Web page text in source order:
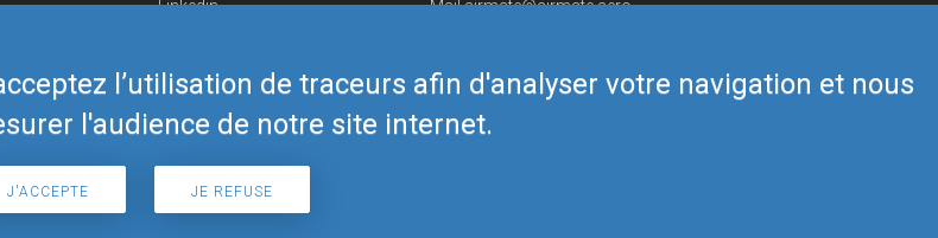
l’utilisation de traceurs afin d'analyser votre navigation et nous
l'audience de notre site internet.
J'ACCEPTE JE REFUSE
Linkedin
Telegram
Mailairmate@airmate.aero